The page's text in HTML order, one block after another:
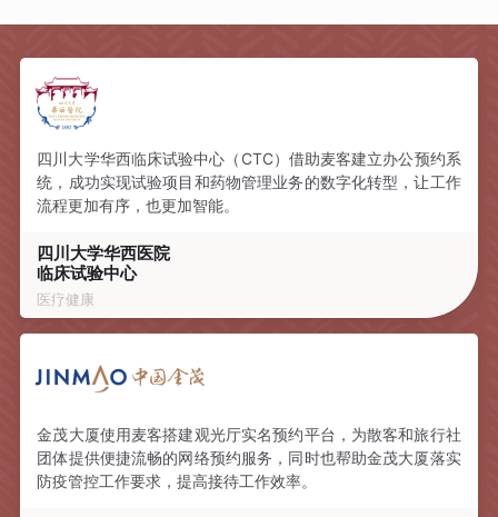
四川大学华西临床试验中心（CTC）借助麦客建立办公预约系
统，成功实现试验项目和药物管理业务的数字化转型，让工作
流程更加有序，也更加智能。
四川大学华西医院
临床试验中心
医疗健康
金茂大厦使用麦客搭建观光厅实名预约平台，为散客和旅行社
团体提供便捷流畅的网络预约服务，同时也帮助金茂大厦落实
防疫管控工作要求，提高接待工作效率。